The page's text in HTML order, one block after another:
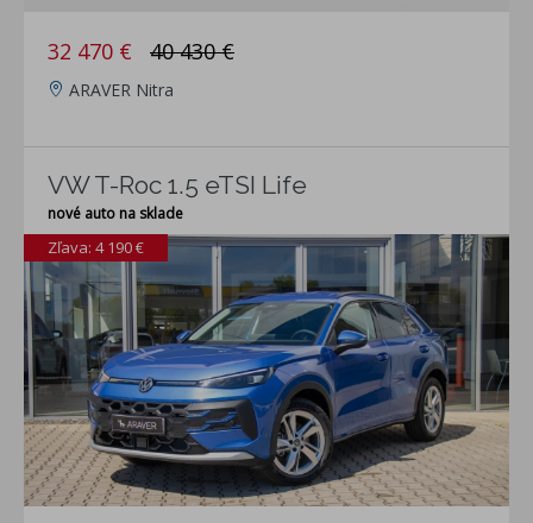
32 470 € 40 430 €
ARAVER Nitra
VW T-Roc 1.5 eTSI Life
nové auto na sklade
Zľava: 4 190 €